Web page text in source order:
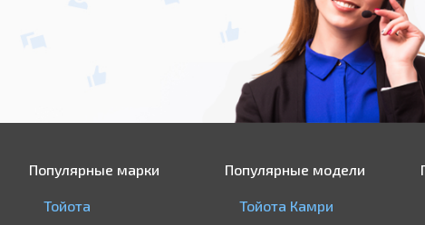
Популярные марки
Тойота
Популярные модели
Тойота Камри